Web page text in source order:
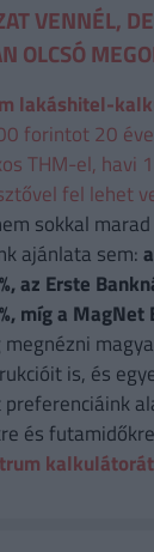
VENNÉL,
OLCSÓ
lakáshitel-
forintot 20
THM-el, havi
fel lehet
sokkal
ajánlata sem:
az Erste
míg a MagNet
megnézni
is, és
és